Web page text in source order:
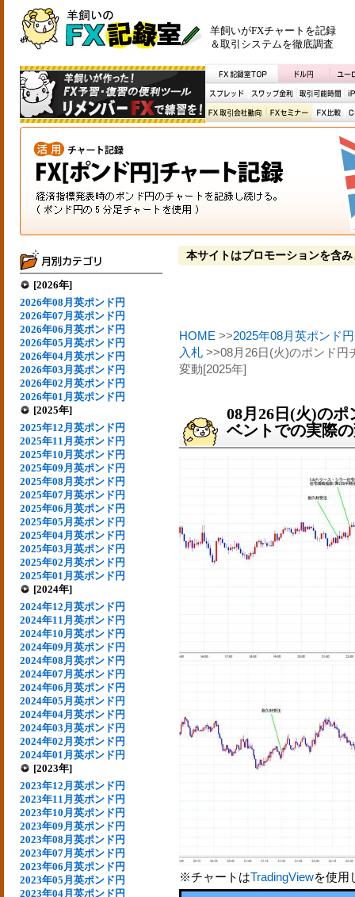
羊飼いがFXチャートを記録
＆取引システムを徹底調査
[2026年]
2026年08月英ポンド円
2026年07月英ポンド円
2026年06月英ポンド円
2026年05月英ポンド円
2026年04月英ポンド円
2026年03月英ポンド円
2026年02月英ポンド円
2026年01月英ポンド円
[2025年]
2025年12月英ポンド円
2025年11月英ポンド円
2025年10月英ポンド円
2025年09月英ポンド円
2025年08月英ポンド円
2025年07月英ポンド円
2025年06月英ポンド円
2025年05月英ポンド円
2025年04月英ポンド円
2025年03月英ポンド円
2025年02月英ポンド円
2025年01月英ポンド円
[2024年]
2024年12月英ポンド円
2024年11月英ポンド円
2024年10月英ポンド円
2024年09月英ポンド円
2024年08月英ポンド円
2024年07月英ポンド円
2024年06月英ポンド円
2024年05月英ポンド円
2024年04月英ポンド円
2024年03月英ポンド円
2024年02月英ポンド円
2024年01月英ポンド円
[2023年]
2023年12月英ポンド円
2023年11月英ポンド円
2023年10月英ポンド円
2023年09月英ポンド円
2023年08月英ポンド円
2023年07月英ポンド円
2023年06月英ポンド円
2023年05月英ポンド円
2023年04月英ポンド円
本サイトはプロモーションを含み
HOME >>2025年08月英ポンド円
入札 >>08月26日(火)のポンド円
変動[2025年]
08月26日(火)の
ベントでの実際
※チャートはTradingViewを使用